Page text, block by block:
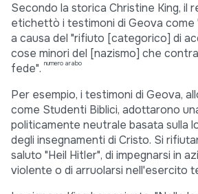
Secondo la storica Christine King, il
etichettò i testimoni di Geova come
a causa del "rifiuto [categorico] di
cose minori del [nazismo] che
fede". numero arabo
Per esempio, i testimoni di Geova,
come Studenti Biblici, adottarono
politicamente neutrale basata sulla
degli insegnamenti di Cristo. Si
saluto "Heil Hitler", di impegnarsi in
violente o di arruolarsi nell'esercito